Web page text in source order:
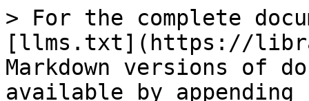
> For the complete
[llms.txt](https://
Markdown versions of
available by